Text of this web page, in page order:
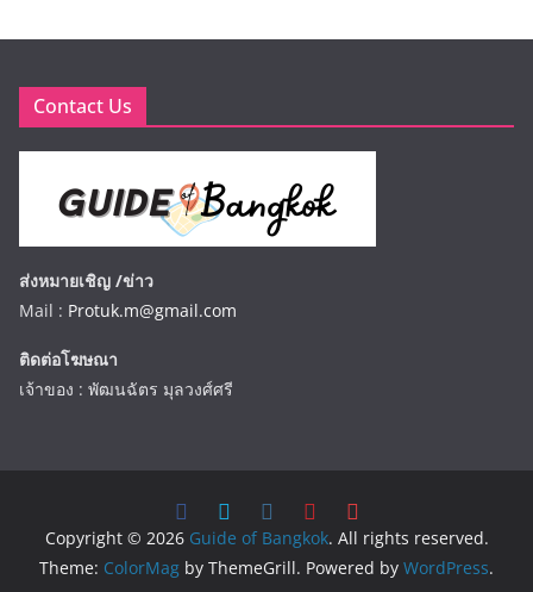
Contact Us
ส่งหมายเชิญ /ข่าว
Mail : Protuk.m@gmail.com
ติดต่อโฆษณา
เจ้าของ : พัฒนฉัตร มุลวงศ์ศรี
Copyright © 2026 Guide of Bangkok. All rights reserved.
Theme: ColorMag by ThemeGrill. Powered by WordPress.